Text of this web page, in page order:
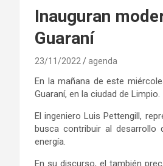
Inauguran
Guaraní
23/11/2022 agenda
En la mañana de este
Guaraní, en la ciudad de Limpio.
El ingeniero Luis Pettengill,
busca contribuir al desarrollo
energía.
En su discurso, el también